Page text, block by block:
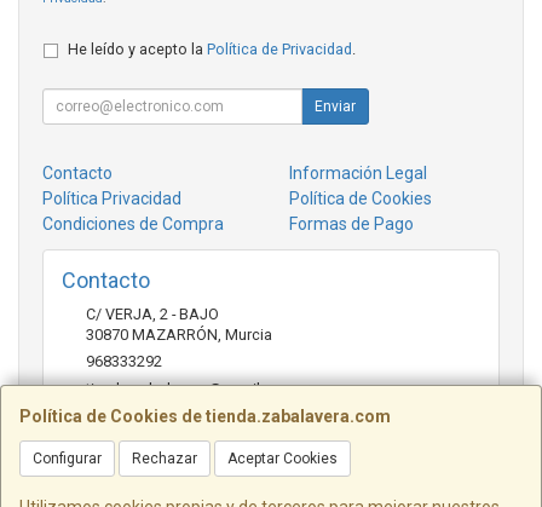
Política de Cookies de tienda.zabalavera.com
Configurar Rechazar Aceptar Cookies
He leído y acepto la Política de Privacidad .
Enviar
Contacto
Información Legal
Política Privacidad
Política de Cookies
Condiciones de Compra
Formas de Pago
Contacto
C/ VERJA, 2 - BAJO
30870 MAZARRÓN, Murcia
968333292
tienda.zabalavera@gmail.com
Horario
9:30-14:00 y 17:30-20:00